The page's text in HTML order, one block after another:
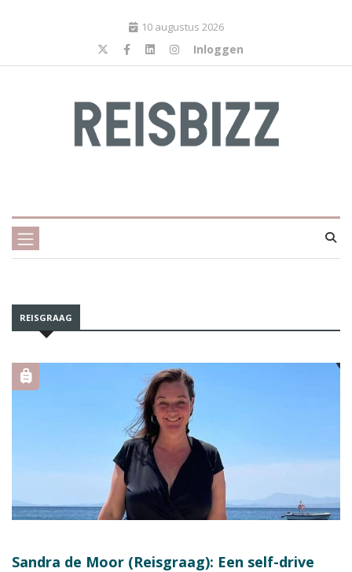
10 augustus 2026
Inloggen
REISGRAAG
Sandra de Moor (Reisgraag): Een self-drive